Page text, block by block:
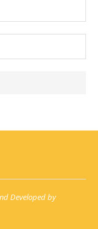
Developed by